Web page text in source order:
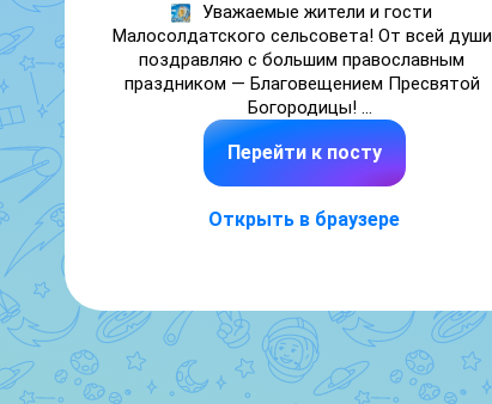
Уважаемые жители и гости
Малосолдатского сельсовета! От всей души
поздравляю с большим православным
праздником — Благовещением Пресвятой
Богородицы!
Праздник Благовещения — один из
важнейших дней в православной традиции,
который символизирует надежду на
Пусть сегодняшний день станет точкой
благополучия, здоровья на долгие годы,
пускай удача сопутствует во всех
начинаниях!
Перейти к посту
Открыть в браузере